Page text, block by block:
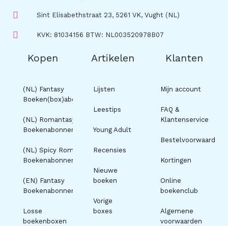
Sint Elisabethstraat 23, 5261 VK, Vught (NL)
KVK: 81034156 BTW: NL003520978B07
Kopen
(NL) Fantasy
Boeken(box)abonnement
(NL) Romantasy
Boekenabonnement
(NL) Spicy Romance
Boekenabonnement
(EN) Fantasy
Boekenabonnement
Losse
boekenboxen
Artikelen
Lijsten
Leestips
Young Adult
Recensies
Nieuwe
boeken
Vorige
boxes
Klanten
Mijn account
FAQ &
Klantenservice
Bestelvoorwaarden
Kortingen
Online
boekenclub
Algemene
voorwaarden